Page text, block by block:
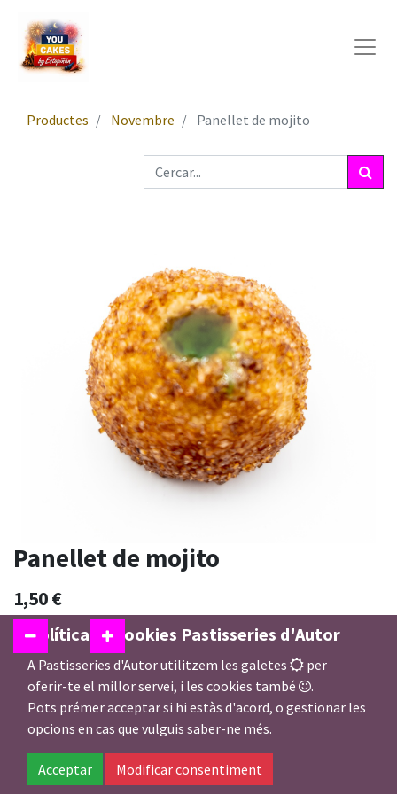
Productes Novembre Panellet de mojito
Panellet de mojito
1,50€
Afegir a la Cistella
En estoc
Afegir a preferits
Política de cookies Pastisseries d'Autor
A Pastisseries d'Autor utilitzem les galetes
per
oferir-te el millor servei, i les cookies també
.
Pots prémer acceptar si hi estàs d'acord, o gestionar les
opcions en cas que vulguis saber-ne més.
Acceptar Modificar consentiment